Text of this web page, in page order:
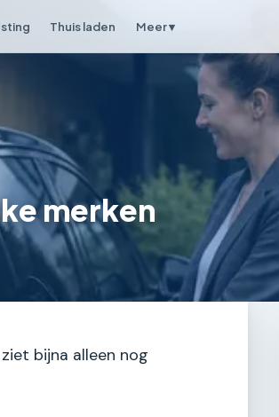
Thuis laden Meer ▾
merken
bijna alleen nog